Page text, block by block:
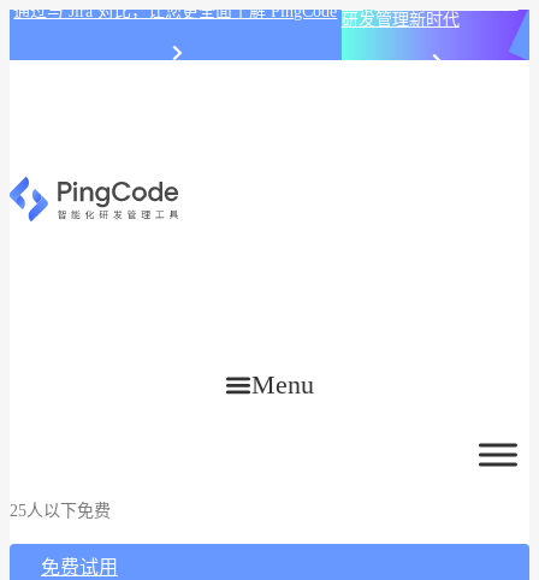
通过与 Jira 对比，让您更全面了解 PingCode 研发管理新时代
Menu
25人以下免费
免费试用